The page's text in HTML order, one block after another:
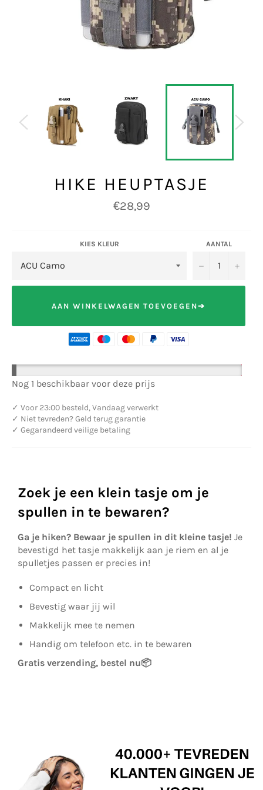
HIKE HEUPTASJE
Normale
prijs
€28,99
KIES KLEUR AANTAL
− +
AAN WINKELWAGEN TOEVOEGEN➔
Nog 1 beschikbaar voor deze prijs
✓ Voor 23:00 besteld, Vandaag verwerkt
✓ Niet tevreden? Geld terug garantie
✓ Gegarandeerd veilige betaling
Zoek je een klein tasje om je
spullen in te bewaren?
Ga je hiken? Bewaar je spullen in dit kleine tasje! Je
bevestigd het tasje makkelijk aan je riem en al je
spulletjes passen er precies in!
Compact en licht
Bevestig waar jij wil
Makkelijk mee te nemen
Handig om telefoon etc. in te bewaren
Gratis verzending, bestel nu📦